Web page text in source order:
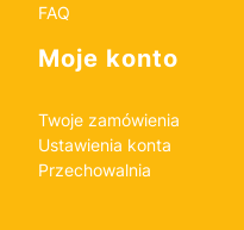
FAQ
Moje konto
Twoje zamówienia
Ustawienia konta
Przechowalnia